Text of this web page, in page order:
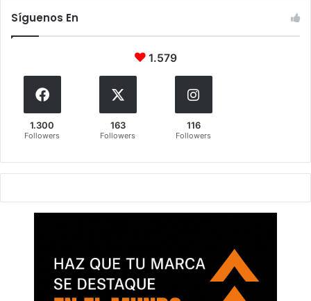
Síguenos En
1.579
1.300
Followers
163
Followers
116
Followers